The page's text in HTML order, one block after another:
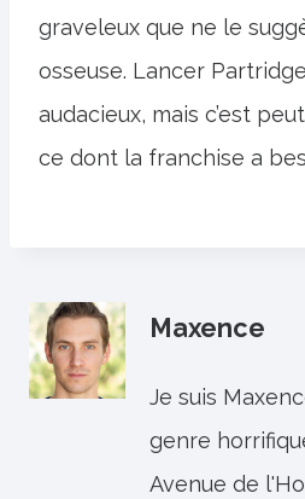
graveleux que ne le
osseuse. Lancer
audacieux, mais c’est
ce dont la franchise a
Maxence
Je suis
genre
Avenue de